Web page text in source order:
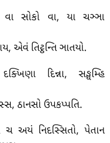
સોકો વા, યા ચઞ્ઞા
એવં તિટ્ઠન્તિ ઞાતયો.
દિન્ના, સઙ્ઘમ્હિ
ઠાનસો ઉપકપ્પતિ.
ચ અયં નિદસ્સિતો, પેતાન